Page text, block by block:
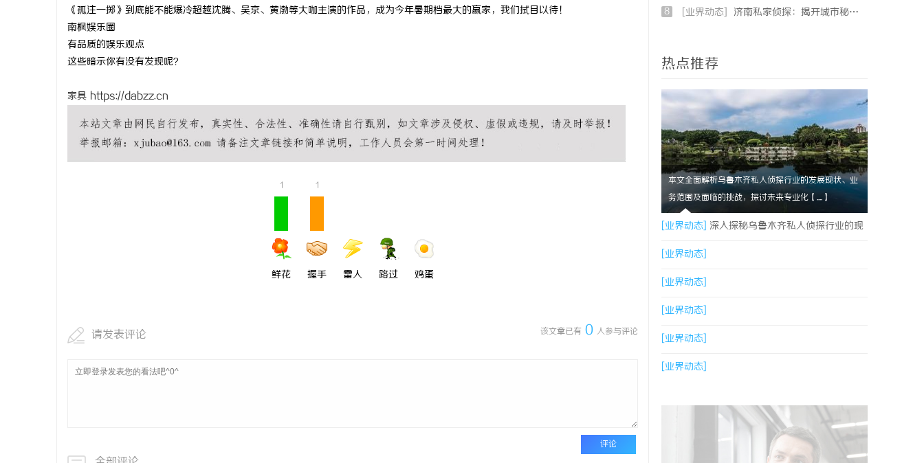
《孤注一掷》到底能不能爆冷超越沈腾、吴京、黄渤等大咖主演的作品，成为今年暑期档最大的赢家，我们拭目以待！
南枫娱乐圈
有品质的娱乐观点
这些暗示你有没有发现呢？
家具 https://dabzz.cn
1
鲜花
1
握手 雷人 路过 鸡蛋
该文章已有 0 人参与评论
请发表评论
评论
8 [业界动态] 济南私家侦探：揭开城市秘密的专业侦查服务
热点推荐
本文全面解析乌鲁木齐私人侦探行业的发展现状、业
务范围及面临的挑战，探讨未来专业化【....】
[业界动态] 深入探秘乌鲁木齐私人侦探行业的现
状与未来发展趋势
[业界动态]
[业界动态]
[业界动态]
[业界动态]
[业界动态]